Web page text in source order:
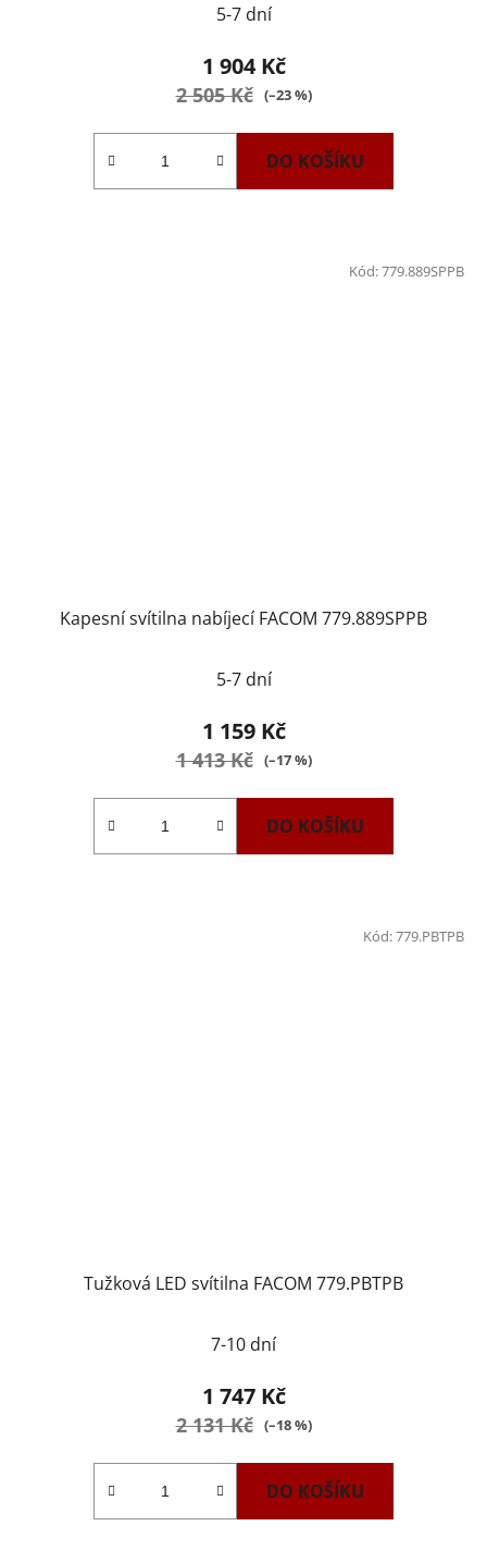
5-7 dní
1 904 Kč
2 505 Kč (–23 %)
DO KOŠÍKU
Kapesní svítilna nabíjecí FACOM 779.889SPPB
5-7 dní
1 159 Kč
1 413 Kč (–17 %)
DO KOŠÍKU
Kód:779.889SPPB
Tužková LED svítilna FACOM 779.PBTPB
7-10 dní
1 747 Kč
2 131 Kč (–18 %)
DO KOŠÍKU
Kód:779.PBTPB